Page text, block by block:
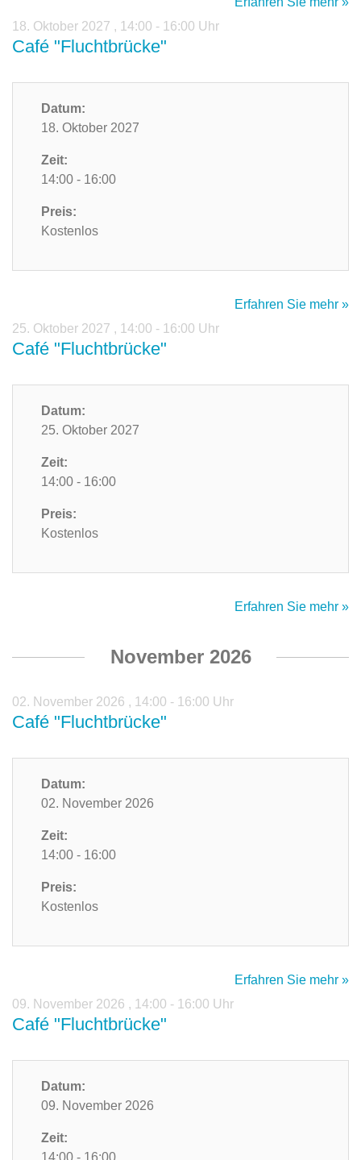
18. Oktober 2027 , 14:00 - 16:00 Uhr
Café "Fluchtbrücke"
Datum:
18. Oktober 2027
Zeit:
14:00 - 16:00
Preis:
Kostenlos
Erfahren Sie mehr »
25. Oktober 2027 , 14:00 - 16:00 Uhr
Café "Fluchtbrücke"
Datum:
25. Oktober 2027
Zeit:
14:00 - 16:00
Preis:
Kostenlos
Erfahren Sie mehr »
November 2026
02. November 2026 , 14:00 - 16:00 Uhr
Café "Fluchtbrücke"
Datum:
02. November 2026
Zeit:
14:00 - 16:00
Preis:
Kostenlos
Erfahren Sie mehr »
09. November 2026 , 14:00 - 16:00 Uhr
Café "Fluchtbrücke"
Datum:
09. November 2026
Zeit: